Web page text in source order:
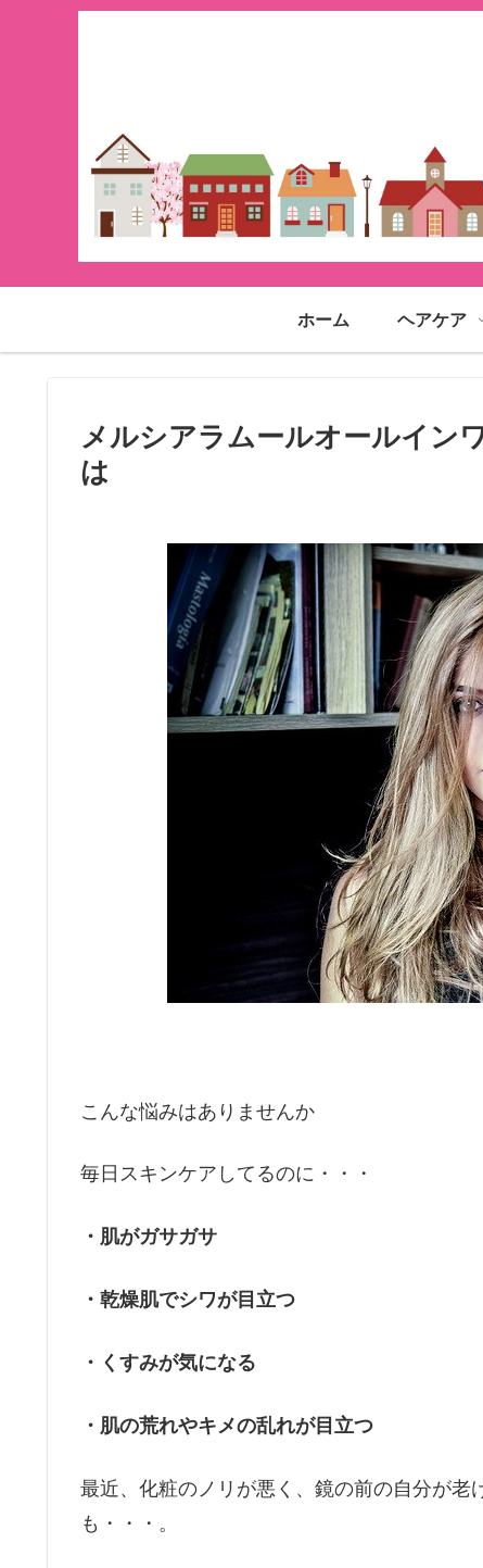
ホーム ヘアケア
メルシアラムールオールイン
は
こんな悩みはありませんか
毎日スキンケアしてるのに・・・
・肌がガサガサ
・乾燥肌でシワが目立つ
・くすみが気になる
・肌の荒れやキメの乱れが目立つ
最近、化粧のノリが悪く、鏡の前の自分が老
も・・・。